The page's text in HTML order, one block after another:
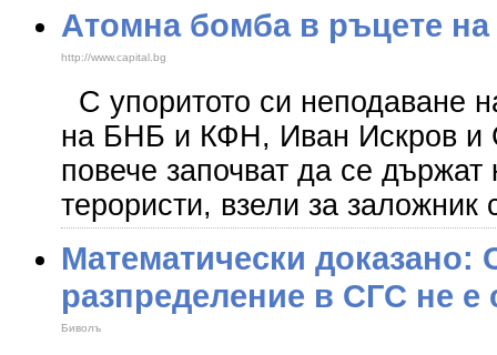
Атомна бомба в ръцете на
http://www.capital.bg
С упоритото си неподаване
на БНБ и КФН, Иван Искров и
повече започват да се държат
терористи, взели за заложник
Математически доказано:
разпределение в СГС не е
Биволъ